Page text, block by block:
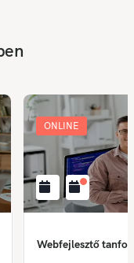
ONLINE
Webfejlesztő